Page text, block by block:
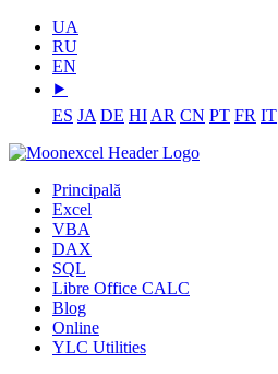
UA
RU
EN
⯈
ES JA DE HI AR CN PT FR IT
Principală
Excel
VBA
DAX
SQL
Libre Office CALC
Blog
Online
YLC Utilities